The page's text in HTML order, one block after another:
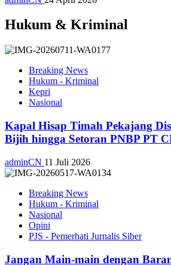
Hukum & Kriminal
Breaking News
Hukum - Kriminal
Kepri
Nasional
Kapal Hisap Timah Pekajang
Bijih hingga Setoran PNBP PT
adminCN 11 Juli 2026
Breaking News
Hukum - Kriminal
Nasional
Opini
PJS - Pemerhati Jurnalis Siber
Jangan Main-main dengan